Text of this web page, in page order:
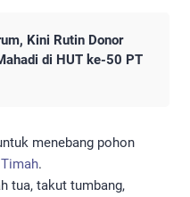
Kini Rutin Donor
di HUT ke-50 PT
menebang pohon
.
tua, takut tumbang,